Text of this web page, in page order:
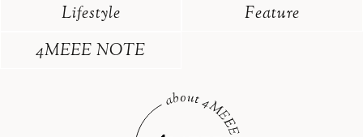
Lifestyle
Feature
4MEEE NOTE